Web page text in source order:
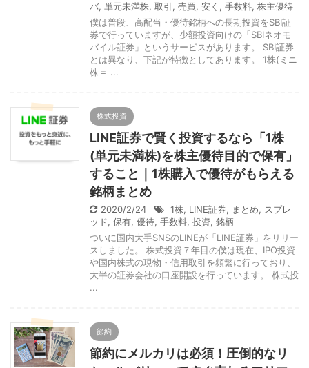
バ, 単元未満株, 取引, 売買, 安く , 手数料, 株主優待
僕は普段、高配当・優待銘柄への長期投資をSBI証
券で行っていますが、少額投資向けの「SBIネオモ
バイル証券」というサービスがあります。 SBI証券
とは異なり、下記が特徴としてあります。 1株(ミニ
株＝ ...
株式投資
LINE証券で賢く投資するなら「1株
(単元未満株)を株主優待目的で保有」
すること｜1株購入で優待がもらえる
銘柄まとめ
2020/2/24 1株, LINE証券, まとめ, スプレ
ッド, 保有, 優待, 手数料, 投資, 銘柄
ついに国内大手SNSのLINEが「LINE証券」をリリー
スしました。 株式投資７年目の僕は現在、IPO投資
や国内株式の現物・信用取引を頻繁に行っており、
大半の証券会社の口座開設を行っています。 株式投
...
節約
節約にメルカリは必須！圧倒的なリ